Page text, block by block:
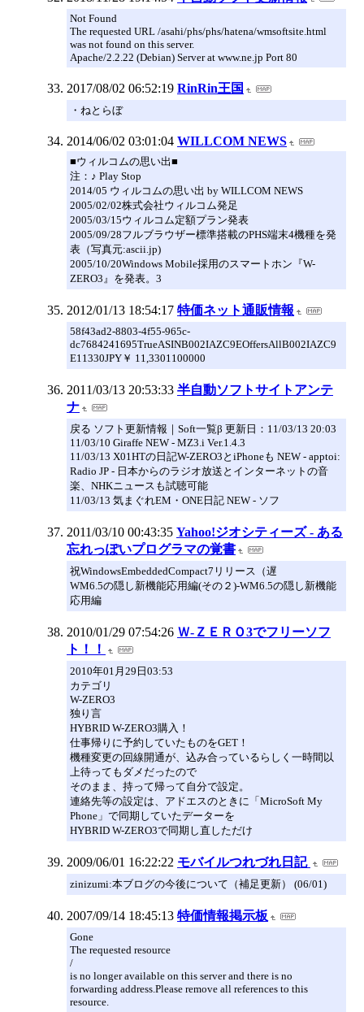
Not Found
The requested URL /asahi/phs/phs/hatena/wmsoftsite.html
was not found on this server.
Apache/2.2.22 (Debian) Server at www.ne.jp Port 80
2017/08/02 06:52:19 RinRin王国
・ねとらぼ
2014/06/02 03:01:04 WILLCOM NEWS
■ウィルコムの思い出■
注：♪ Play Stop
2014/05 ウィルコムの思い出 by WILLCOM NEWS
2005/02/02株式会社ウィルコム発足
2005/03/15ウィルコム定額プラン発表
2005/09/28フルブラウザー標準搭載のPHS端末4機種を発
表（写真元:ascii.jp)
2005/10/20Windows Mobile採用のスマートホン『W-
ZERO3』を発表。3
2012/01/13 18:54:17 特価ネット通販情報
58f43ad2-8803-4f55-965c-
dc7684241695TrueASINB002IAZC9EOffersAllB002IAZC9
E11330JPY￥ 11,3301100000
2011/03/13 20:53:33 半自動ソフトサイトアンテ
ナ
戻る ソフト更新情報｜Soft一覧β 更新日：11/03/13 20:03
11/03/10 Giraffe NEW - MZ3.i Ver.1.4.3
11/03/13 X01HTの日記W-ZERO3とiPhoneも NEW - apptoi:
Radio JP - 日本からのラジオ放送とインターネットの音
楽、NHKニュースも試聴可能
11/03/13 気まぐれEM・ONE日記 NEW - ソフ
2011/03/10 00:43:35 Yahoo!ジオシティーズ - ある
忘れっぽいプログラマの覚書
祝WindowsEmbeddedCompact7リリース（遅
WM6.5の隠し新機能応用編(その２)-WM6.5の隠し新機能
応用編
2010/01/29 07:54:26 Ｗ-ＺＥＲＯ3でフリーソフ
ト！！
2010年01月29日03:53
カテゴリ
W-ZERO3
独り言
HYBRID W-ZERO3購入！
仕事帰りに予約していたものをGET！
機種変更の回線開通が、込み合っているらしく一時間以
上待ってもダメだったので
そのまま、持って帰って自分で設定。
連絡先等の設定は、アドエスのときに「MicroSoft My
Phone」で同期していたデーターを
HYBRID W-ZERO3で同期し直しただけ
2009/06/01 16:22:22 モバイルつれづれ日記
zinizumi:本ブログの今後について（補足更新） (06/01)
2007/09/14 18:45:13 特価情報掲示板
Gone
The requested resource
/
is no longer available on this server and there is no
forwarding address.Please remove all references to this
resource.